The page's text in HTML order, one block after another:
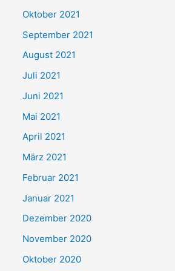
e
n
h
:
Oktober 2021
September 2021
August 2021
Juli 2021
Juni 2021
Mai 2021
April 2021
März 2021
Februar 2021
Januar 2021
Dezember 2020
November 2020
Oktober 2020